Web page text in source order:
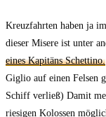
Kreuzfahrten haben ja
dieser Misere ist unter
eines Kapitäns Schettino.
Giglio auf einen Felsen
Schiff verließ) Damit
riesigen Kolossen